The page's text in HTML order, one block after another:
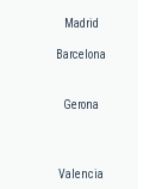
Madrid
Barcelona
Gerona
Valencia